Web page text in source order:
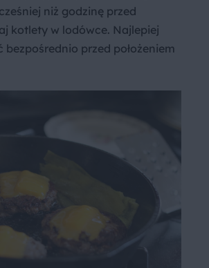
niż godzinę przed
kotlety w lodówce. Najlepiej
przed położeniem